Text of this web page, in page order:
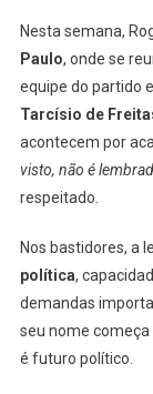
Nesta semana,
Paulo, onde se
equipe do partido
Tarcísio de
acontecem por
visto, não é
respeitado.
Nos bastidores, a
política,
demandas
seu nome
é futuro político.